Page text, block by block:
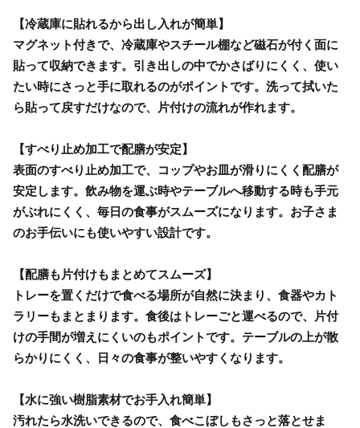
【冷蔵庫に貼れるから出し入れが簡単】
マグネット付きで、冷蔵庫やスチール棚など磁石が付く面に
貼って収納できます。引き出しの中でかさばりにくく、使い
たい時にさっと手に取れるのがポイントです。洗って拭いた
ら貼って戻すだけなので、片付けの流れが作れます。
【すべり止め加工で配膳が安定】
表面のすべり止め加工で、コップやお皿が滑りにくく配膳が
安定します。飲み物を運ぶ時やテーブルへ移動する時も手元
がぶれにくく、毎日の食事がスムーズになります。お子さま
のお手伝いにも使いやすい設計です。
【配膳も片付けもまとめてスムーズ】
トレーを置くだけで食べる場所が自然に決まり、食器やカト
ラリーもまとまります。食後はトレーごと運べるので、片付
けの手間が増えにくいのもポイントです。テーブルの上が散
らかりにくく、日々の食事が整いやすくなります。
【水に強い樹脂素材でお手入れ簡単】
汚れたら水洗いできるので、食べこぼしもさっと落とせま